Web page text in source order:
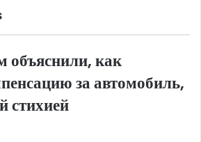
объяснили, как
за автомобиль,
стихией